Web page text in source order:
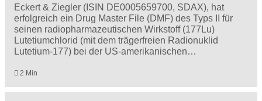
Eckert & Ziegler (ISIN DE0005659700, SDAX), hat
erfolgreich ein Drug Master File (DMF) des Typs II für
seinen radiopharmazeutischen Wirkstoff (177Lu)
Lutetiumchlorid (mit dem trägerfreien Radionuklid
Lutetium-177) bei der US-amerikanischen…
2 Min